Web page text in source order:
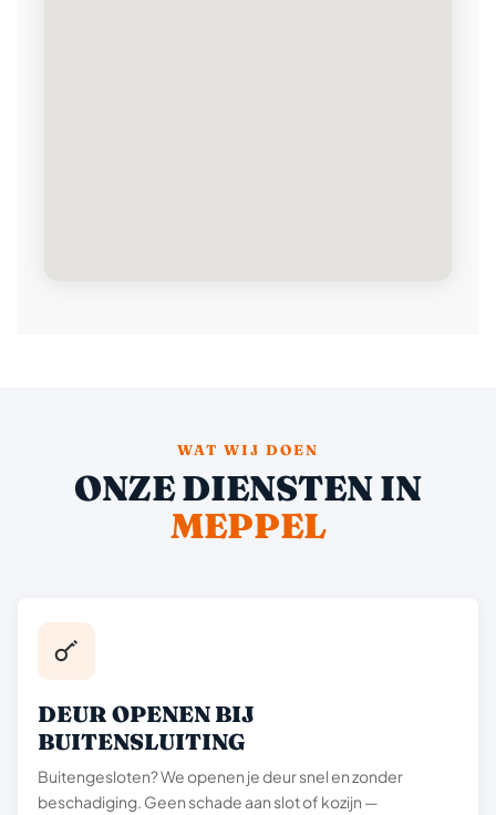
WAT WIJ DOEN
ONZE DIENSTEN IN
MEPPEL
DEUR OPENEN BIJ
BUITENSLUITING
Buitengesloten? We openen je deur snel en zonder
beschadiging. Geen schade aan slot of kozijn —